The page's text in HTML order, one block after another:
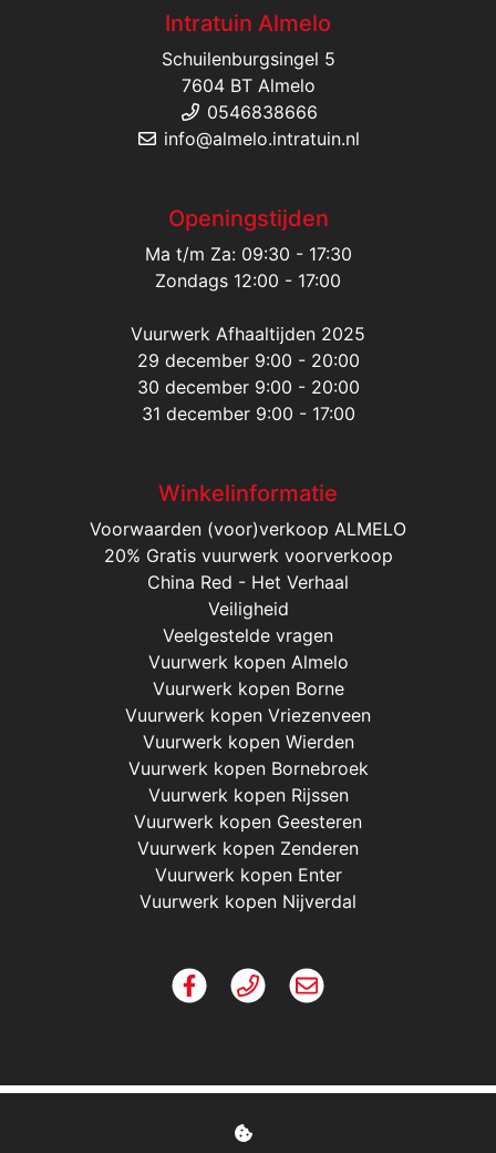
Intratuin Almelo
Schuilenburgsingel 5
7604 BT Almelo
0546838666
info@almelo.intratuin.nl
Openingstijden
Ma t/m Za: 09:30 - 17:30
Zondags 12:00 - 17:00
Vuurwerk Afhaaltijden 2025
29 december 9:00 - 20:00
30 december 9:00 - 20:00
31 december 9:00 - 17:00
Winkelinformatie
Voorwaarden (voor)verkoop ALMELO
20% Gratis vuurwerk voorverkoop
China Red - Het Verhaal
Veiligheid
Veelgestelde vragen
Vuurwerk kopen Almelo
Vuurwerk kopen Borne
Vuurwerk kopen Vriezenveen
Vuurwerk kopen Wierden
Vuurwerk kopen Bornebroek
Vuurwerk kopen Rijssen
Vuurwerk kopen Geesteren
Vuurwerk kopen Zenderen
Vuurwerk kopen Enter
Vuurwerk kopen Nijverdal